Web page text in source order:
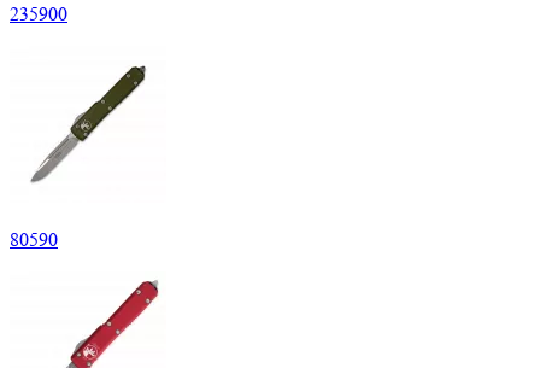
235900
80590